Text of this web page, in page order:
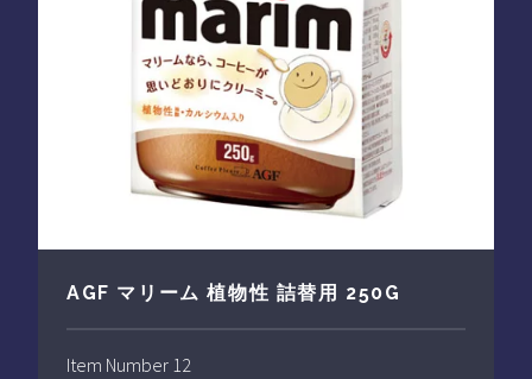
AGF マリーム 植物性 詰替用 250G
Item Number 12